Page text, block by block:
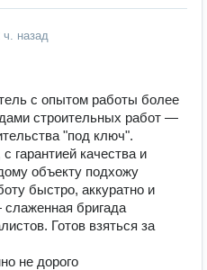
ч. назад
с опытом работы более
строительных работ —
"под ключ".
гарантией качества и
объекту подхожу
быстро, аккуратно и
бригада
Готов взяться за
не дорого